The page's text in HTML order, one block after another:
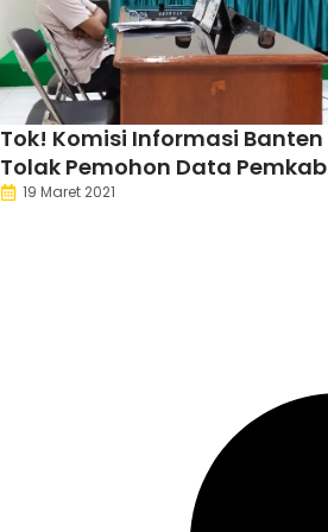
Tok! Komisi Informasi Banten
Tolak Pemohon Data Pemkab
Serang
19 Maret 2021